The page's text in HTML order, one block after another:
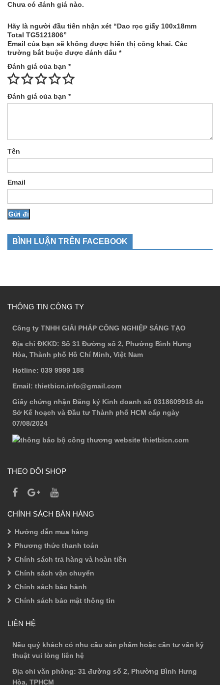
Chưa có đánh giá nào.
Hãy là người đầu tiên nhận xét “Dao rọc giấy 100x18mm
Total TG5121806”
Email của bạn sẽ không được hiển thị công khai. Các
trường bắt buộc được đánh dấu *
Đánh giá của bạn *
Đánh giá của bạn *
Tên
Email
BÌNH LUẬN TRÊN FACEBOOK
THÔNG TIN CÔNG TY
Công ty TNHH GIẢI PHÁP CÔNG NGHIỆP SÁNG TẠO
Địa chỉ ĐKKD: Số 31 Đường số 2, Phường Bình Hưng
Hòa, Thành phố Hồ Chí Minh, Việt Nam
Hotline: 039 9999 188
Email: thietbicn.info@gmail.com
Giấy chứng nhận Đăng ký Kinh doanh số 0318609918 do
Sở Kế hoạch và Đầu tư Thành phố HCM cấp ngày
07/08/2024
THEO DÕI SHOP
CHÍNH SÁCH BÁN HÀNG
Hướng dẫn mua hàng
Phương thức thanh toán
Chính sách trả hàng và hoàn tiền
Chính sách vận chuyển
Chính sách bảo hành
Chính sách bảo mật thông tin
LIÊN HỆ
Nếu quý khách có nhu cầu sản phẩm hoặc cần tư vấn kỹ
thuật vui lòng liên hệ
Địa chỉ văn phòng: 31 đường số 2, Phường Bình Hưng
Hòa, TPHCM